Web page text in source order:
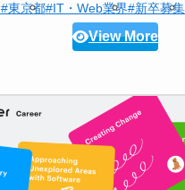
#東京都#IT・Web業界#新卒募集
View More